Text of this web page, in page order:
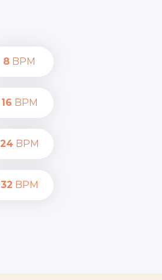
8 BPM
16 BPM
24BPM
32 BPM